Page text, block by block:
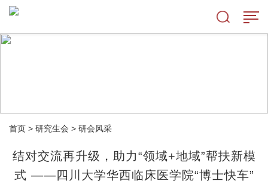
首页 > 研究生会 > 研会风采
结对交流再升级，助力“领域+地域”帮扶新模
式 ——四川大学华西临床医学院“博士快车”